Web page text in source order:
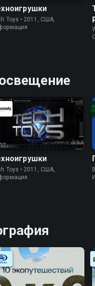
Toys • 2011, США,
Toys • 2011, США,